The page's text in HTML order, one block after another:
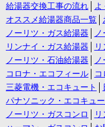
給湯器交換工事の流れ
よ
オススメ給湯器商品一覧
ノーリツ・ガス給湯器
リンナイ・ガス給湯器
ノーリツ・石油給湯器
コロナ・エコフィール
三菱電機・エコキュート
パナソニック・エコキュー
ノーリツ・ガスコンロ